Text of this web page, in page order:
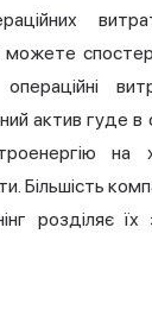
актив гуде в
Більшість
розділяє